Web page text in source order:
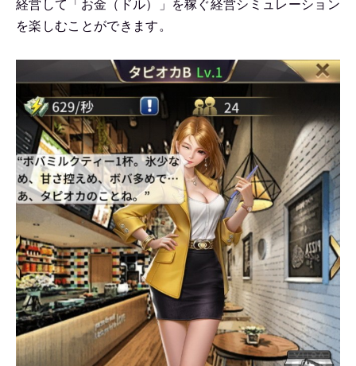
経営して「お金（ドル）」を稼ぐ経営シミュレーション
を楽しむことができます。